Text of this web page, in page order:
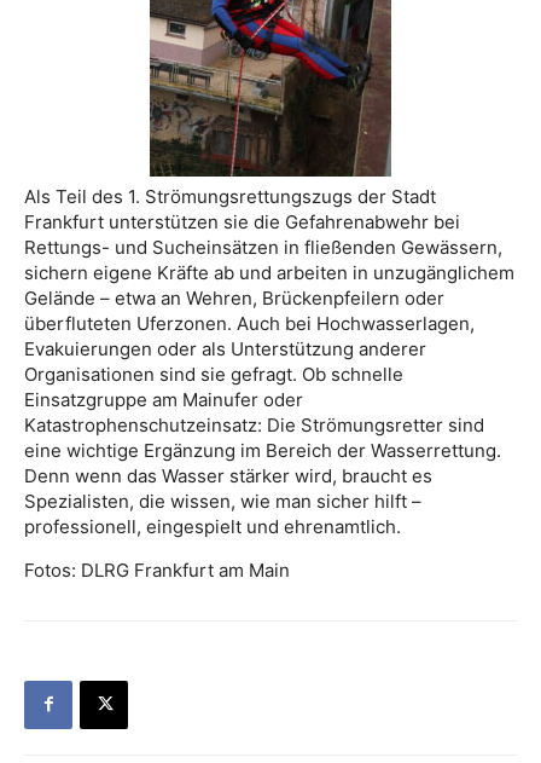
Als Teil des 1. Strömungsrettungszugs der Stadt
Frankfurt unterstützen sie die Gefahrenabwehr bei
Rettungs- und Sucheinsätzen in fließenden Gewässern,
sichern eigene Kräfte ab und arbeiten in unzugänglichem
Gelände – etwa an Wehren, Brückenpfeilern oder
überfluteten Uferzonen. Auch bei Hochwasserlagen,
Evakuierungen oder als Unterstützung anderer
Organisationen sind sie gefragt. Ob schnelle
Einsatzgruppe am Mainufer oder
Katastrophenschutzeinsatz: Die Strömungsretter sind
eine wichtige Ergänzung im Bereich der Wasserrettung.
Denn wenn das Wasser stärker wird, braucht es
Spezialisten, die wissen, wie man sicher hilft –
professionell, eingespielt und ehrenamtlich.
Fotos: DLRG Frankfurt am Main